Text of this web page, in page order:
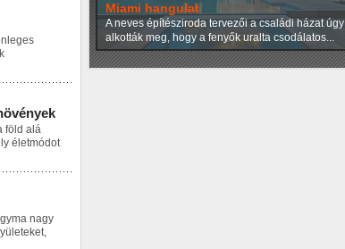
föld alá
életmódot
nagy
Miami hangulat
A neves építésziroda tervezői a családi házat úgy
alkották meg, hogy a fenyők uralta csodálatos...